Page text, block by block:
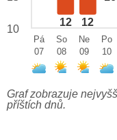
12 12
10
Pá
07
So
08
Ne
09
Po
10
Graf zobrazuje
příštích dnů.